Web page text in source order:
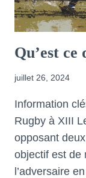
Qu’est
juillet 26, 2024
Information
Rugby à XIII
opposant
objectif est de
l’adversaire